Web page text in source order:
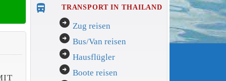
directions_bus_filled TRANSPORT IN THAILAND
arrow_circle_right Zug reisen
arrow_circle_right Bus/Van reisen
arrow_circle_right Hausflügler
arrow_circle_right Boote reisen